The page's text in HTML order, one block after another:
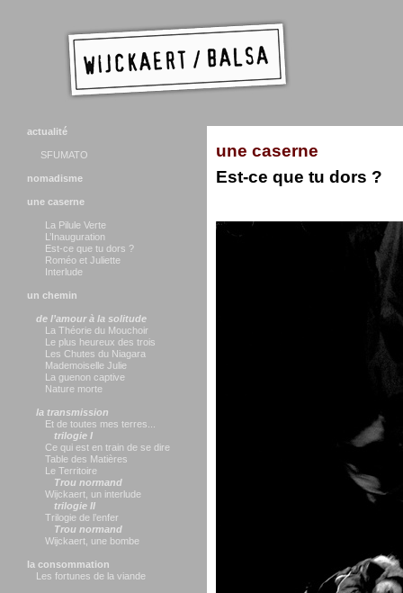
actualité
SFUMATO
nomadisme
une caserne
La Pilule Verte
L’Inauguration
Est-ce que tu dors ?
Roméo et Juliette
Interlude
un chemin
de l’amour à la solitude
La Théorie du Mouchoir
Le plus heureux des trois
Les Chutes du Niagara
Mademoiselle Julie
La guenon captive
Nature morte
la transmission
Et de toutes mes terres...
trilogie I
Ce qui est en train de se dire
Table des Matières
Le Territoire
Trou normand
Wijckaert, un interlude
trilogie II
Trilogie de l’enfer
Trou normand
Wijckaert, une bombe
la consommation
Les fortunes de la viande
une caserne
Est-ce que tu dors ?